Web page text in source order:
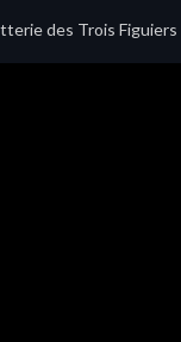
des Trois Figuiers